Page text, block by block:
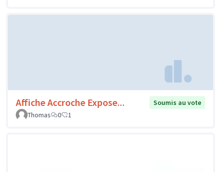
Affiche Accroche Expose...
Soumis au vote
Thomas
0 1